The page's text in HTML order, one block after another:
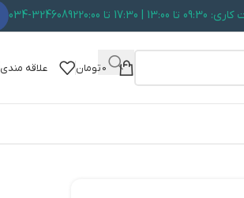
13:00 | 17:30 تا 20:00 034-32460892
0تومان علاقه مندی